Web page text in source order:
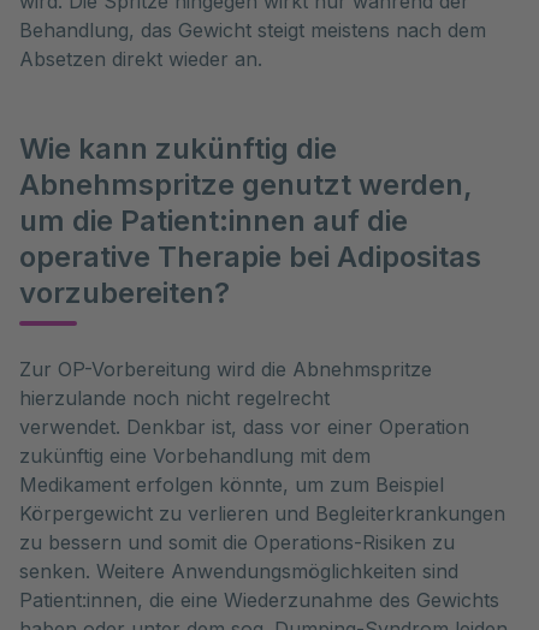
Behandlung, das Gewicht steigt meistens nach dem
Absetzen direkt wieder an.
Wie kann zukünftig die
Abnehmspritze genutzt werden,
um die Patient:innen auf die
operative Therapie bei Adipositas
vorzubereiten?
Zur OP-Vorbereitung wird die Abnehmspritze
hierzulande noch nicht regelrecht
verwendet. Denkbar ist, dass vor einer Operation
zukünftig eine Vorbehandlung mit dem
Medikament erfolgen könnte, um zum Beispiel
Körpergewicht zu verlieren und Begleiterkrankungen
zu bessern und somit die Operations-Risiken zu
senken. Weitere Anwendungsmöglichkeiten sind
Patient:innen, die eine Wiederzunahme des Gewichts